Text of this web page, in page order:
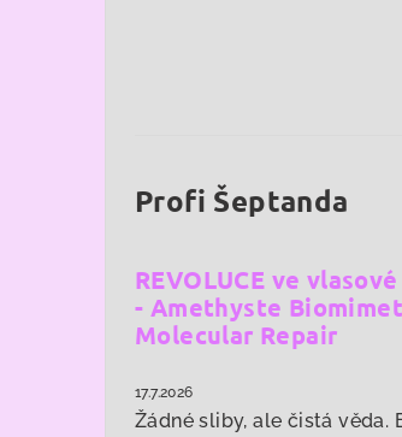
Profi Šeptanda
REVOLUCE ve
- Amethyste
Molecular Repair
17.7.2026
Žádné sliby, ale čistá věda.